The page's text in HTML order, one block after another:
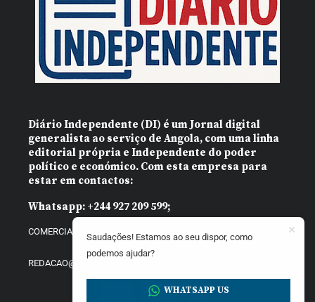
Diário Independente (DI) é um Jornal digital
generalista ao serviço de Angola, com uma linha
editorial própria e Independente do poder
político e económico. Com esta empresa para
estar em contactos:
Whatsapp: +244 927 209 599;
COMERCIAL@DIARIOINDEPENDENTE.INFO
REDACAO@DIARIOINDEPENDENTE.INFO
Saudações! Estamos ao seu dispor, como
podemos ajudar?
WHATSAPP US